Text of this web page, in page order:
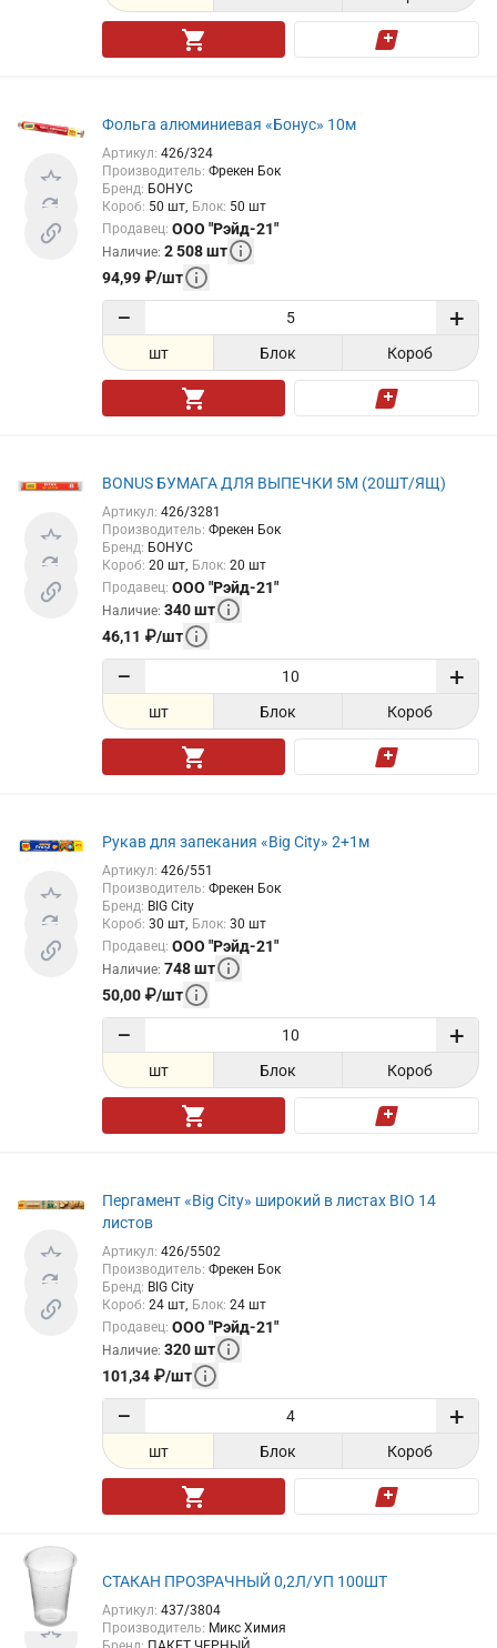
Фольга алюминиевая «Бонус» 10м
Артикул: 426/324
Производитель: Фрекен Бок
Бренд: БОНУС
Короб: 50 шт Блок: 50 шт
Продавец: ООО "Рэйд-21"
Наличие: 2 508шт
94,99 ₽/шт
− +
шт Блок Короб
BONUS БУМАГА ДЛЯ ВЫПЕЧКИ 5М (20ШТ/ЯЩ)
Артикул: 426/3281
Производитель: Фрекен Бок
Бренд: БОНУС
Короб: 20 шт Блок: 20 шт
Продавец: ООО "Рэйд-21"
Наличие: 340шт
46,11 ₽/шт
− +
шт Блок Короб
Рукав для запекания «Big City» 2+1м
Артикул: 426/551
Производитель: Фрекен Бок
Бренд: BIG City
Короб: 30 шт Блок: 30 шт
Продавец: ООО "Рэйд-21"
Наличие: 748шт
50,00 ₽/шт
− +
шт Блок Короб
Пергамент «Big City» широкий в листах BIO 14
листов
Артикул: 426/5502
Производитель: Фрекен Бок
Бренд: BIG City
Короб: 24 шт Блок: 24 шт
Продавец: ООО "Рэйд-21"
Наличие: 320шт
101,34 ₽/шт
− +
шт Блок Короб
СТАКАН ПРОЗРАЧНЫЙ 0,2Л/УП 100ШТ
Артикул: 437/3804
Производитель: Микс Химия